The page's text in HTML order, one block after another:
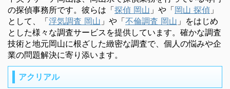
の探偵事務所です。彼らは「探偵 岡山 」や「岡山 探偵 」
として、「浮気調査 岡山 」や「不倫調査 岡山 」をはじめ
とした様々な調査サービスを提供しています。確かな調査
技術と地元岡山に根ざした緻密な調査で、個人の悩みや企
業の問題解決に寄り添います。
アクリアル